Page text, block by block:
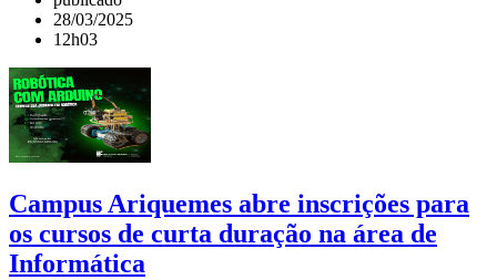
28/03/2025
12h03
Campus Ariquemes abre inscrições para
os cursos de curta duração na área de
Informática